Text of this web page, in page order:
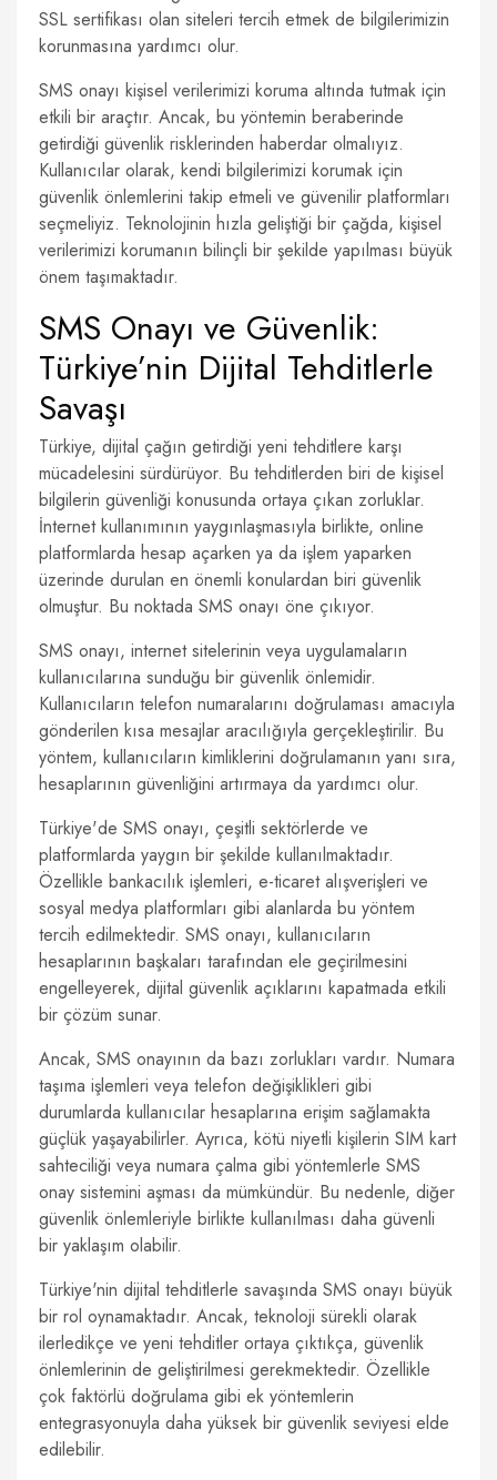
SSL sertifikası olan siteleri tercih etmek de bilgilerimizin
korunmasına yardımcı olur.
SMS onayı kişisel verilerimizi koruma altında tutmak için
etkili bir araçtır. Ancak, bu yöntemin beraberinde
getirdiği güvenlik risklerinden haberdar olmalıyız.
Kullanıcılar olarak, kendi bilgilerimizi korumak için
güvenlik önlemlerini takip etmeli ve güvenilir platformları
seçmeliyiz. Teknolojinin hızla geliştiği bir çağda, kişisel
verilerimizi korumanın bilinçli bir şekilde yapılması büyük
önem taşımaktadır.
SMS Onayı ve Güvenlik:
Türkiye’nin Dijital Tehditlerle
Savaşı
Türkiye, dijital çağın getirdiği yeni tehditlere karşı
mücadelesini sürdürüyor. Bu tehditlerden biri de kişisel
bilgilerin güvenliği konusunda ortaya çıkan zorluklar.
İnternet kullanımının yaygınlaşmasıyla birlikte, online
platformlarda hesap açarken ya da işlem yaparken
üzerinde durulan en önemli konulardan biri güvenlik
olmuştur. Bu noktada SMS onayı öne çıkıyor.
SMS onayı, internet sitelerinin veya uygulamaların
kullanıcılarına sunduğu bir güvenlik önlemidir.
Kullanıcıların telefon numaralarını doğrulaması amacıyla
gönderilen kısa mesajlar aracılığıyla gerçekleştirilir. Bu
yöntem, kullanıcıların kimliklerini doğrulamanın yanı sıra,
hesaplarının güvenliğini artırmaya da yardımcı olur.
Türkiye'de SMS onayı, çeşitli sektörlerde ve
platformlarda yaygın bir şekilde kullanılmaktadır.
Özellikle bankacılık işlemleri, e-ticaret alışverişleri ve
sosyal medya platformları gibi alanlarda bu yöntem
tercih edilmektedir. SMS onayı, kullanıcıların
hesaplarının başkaları tarafından ele geçirilmesini
engelleyerek, dijital güvenlik açıklarını kapatmada etkili
bir çözüm sunar.
Ancak, SMS onayının da bazı zorlukları vardır. Numara
taşıma işlemleri veya telefon değişiklikleri gibi
durumlarda kullanıcılar hesaplarına erişim sağlamakta
güçlük yaşayabilirler. Ayrıca, kötü niyetli kişilerin SIM kart
sahteciliği veya numara çalma gibi yöntemlerle SMS
onay sistemini aşması da mümkündür. Bu nedenle, diğer
güvenlik önlemleriyle birlikte kullanılması daha güvenli
bir yaklaşım olabilir.
Türkiye'nin dijital tehditlerle savaşında SMS onayı büyük
bir rol oynamaktadır. Ancak, teknoloji sürekli olarak
ilerledikçe ve yeni tehditler ortaya çıktıkça, güvenlik
önlemlerinin de geliştirilmesi gerekmektedir. Özellikle
çok faktörlü doğrulama gibi ek yöntemlerin
entegrasyonuyla daha yüksek bir güvenlik seviyesi elde
edilebilir.